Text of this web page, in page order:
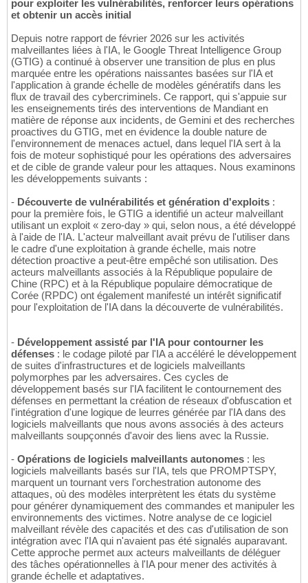
pour exploiter les vulnérabilités, renforcer leurs opérations
et obtenir un accès initial
Depuis notre rapport de février 2026 sur les activités
malveillantes liées à l'IA, le Google Threat Intelligence Group
(GTIG) a continué à observer une transition de plus en plus
marquée entre les opérations naissantes basées sur l'IA et
l'application à grande échelle de modèles génératifs dans les
flux de travail des cybercriminels. Ce rapport, qui s'appuie sur
les enseignements tirés des interventions de Mandiant en
matière de réponse aux incidents, de Gemini et des recherches
proactives du GTIG, met en évidence la double nature de
l'environnement de menaces actuel, dans lequel l'IA sert à la
fois de moteur sophistiqué pour les opérations des adversaires
et de cible de grande valeur pour les attaques. Nous examinons
les développements suivants :
- Découverte de vulnérabilités et génération d'exploits :
pour la première fois, le GTIG a identifié un acteur malveillant
utilisant un exploit « zero-day » qui, selon nous, a été développé
à l'aide de l'IA. L'acteur malveillant avait prévu de l'utiliser dans
le cadre d'une exploitation à grande échelle, mais notre
détection proactive a peut-être empêché son utilisation. Des
acteurs malveillants associés à la République populaire de
Chine (RPC) et à la République populaire démocratique de
Corée (RPDC) ont également manifesté un intérêt significatif
pour l'exploitation de l'IA dans la découverte de vulnérabilités.
- Développement assisté par l'IA pour contourner les
défenses : le codage piloté par l'IA a accéléré le développement
de suites d'infrastructures et de logiciels malveillants
polymorphes par les adversaires. Ces cycles de
développement basés sur l'IA facilitent le contournement des
défenses en permettant la création de réseaux d'obfuscation et
l'intégration d'une logique de leurres générée par l'IA dans des
logiciels malveillants que nous avons associés à des acteurs
malveillants soupçonnés d'avoir des liens avec la Russie.
- Opérations de logiciels malveillants autonomes : les
logiciels malveillants basés sur l'IA, tels que PROMPTSPY,
marquent un tournant vers l'orchestration autonome des
attaques, où des modèles interprètent les états du système
pour générer dynamiquement des commandes et manipuler les
environnements des victimes. Notre analyse de ce logiciel
malveillant révèle des capacités et des cas d'utilisation de son
intégration avec l'IA qui n'avaient pas été signalés auparavant.
Cette approche permet aux acteurs malveillants de déléguer
des tâches opérationnelles à l'IA pour mener des activités à
grande échelle et adaptatives.